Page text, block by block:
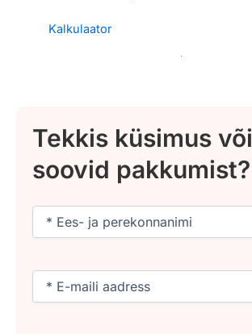
Kalkulaator
Tekkis küsimus või
soovid pakkumist?
Nimi
Email